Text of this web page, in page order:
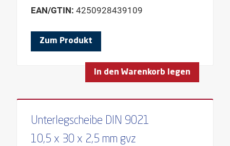
EAN/GTIN: 4250928439109
Zum Produkt
In den Warenkorb legen
Unterlegscheibe DIN 9021
10,5 x 30 x 2,5 mm gvz